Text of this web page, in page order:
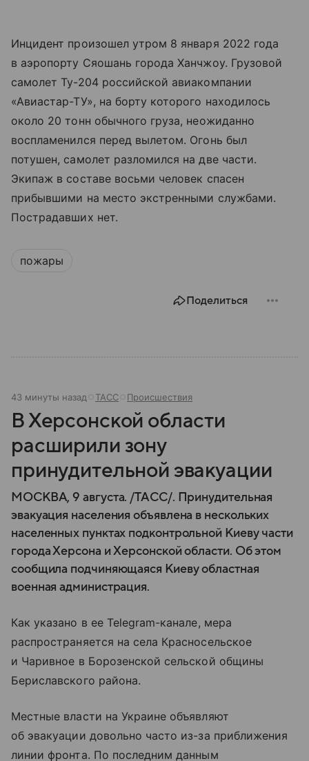
Инцидент произошел утром 8 января 2022 года
в аэропорту Сяошань города Ханчжоу. Грузовой
самолет Ту-204 российской авиакомпании
«Авиастар-ТУ», на борту которого находилось
около 20 тонн обычного груза, неожиданно
воспламенился перед вылетом. Огонь был
потушен, самолет разломился на две части.
Экипаж в составе восьми человек спасен
прибывшими на место экстренными службами.
Пострадавших нет.
пожары
Поделиться
43 минуты назад ТАСС Происшествия
В Херсонской области
расширили зону
принудительной эвакуации
МОСКВА, 9 августа. /ТАСС/. Принудительная
эвакуация населения объявлена в нескольких
населенных пунктах подконтрольной Киеву части
города Херсона и Херсонской области. Об этом
сообщила подчиняющаяся Киеву областная
военная администрация.
Как указано в ее Telegram-канале, мера
распространяется на села Красносельское
и Чаривное в Борозенской сельской общины
Бериславского района.
Местные власти на Украине объявляют
об эвакуации довольно часто из-за приближения
линии фронта. По последним данным